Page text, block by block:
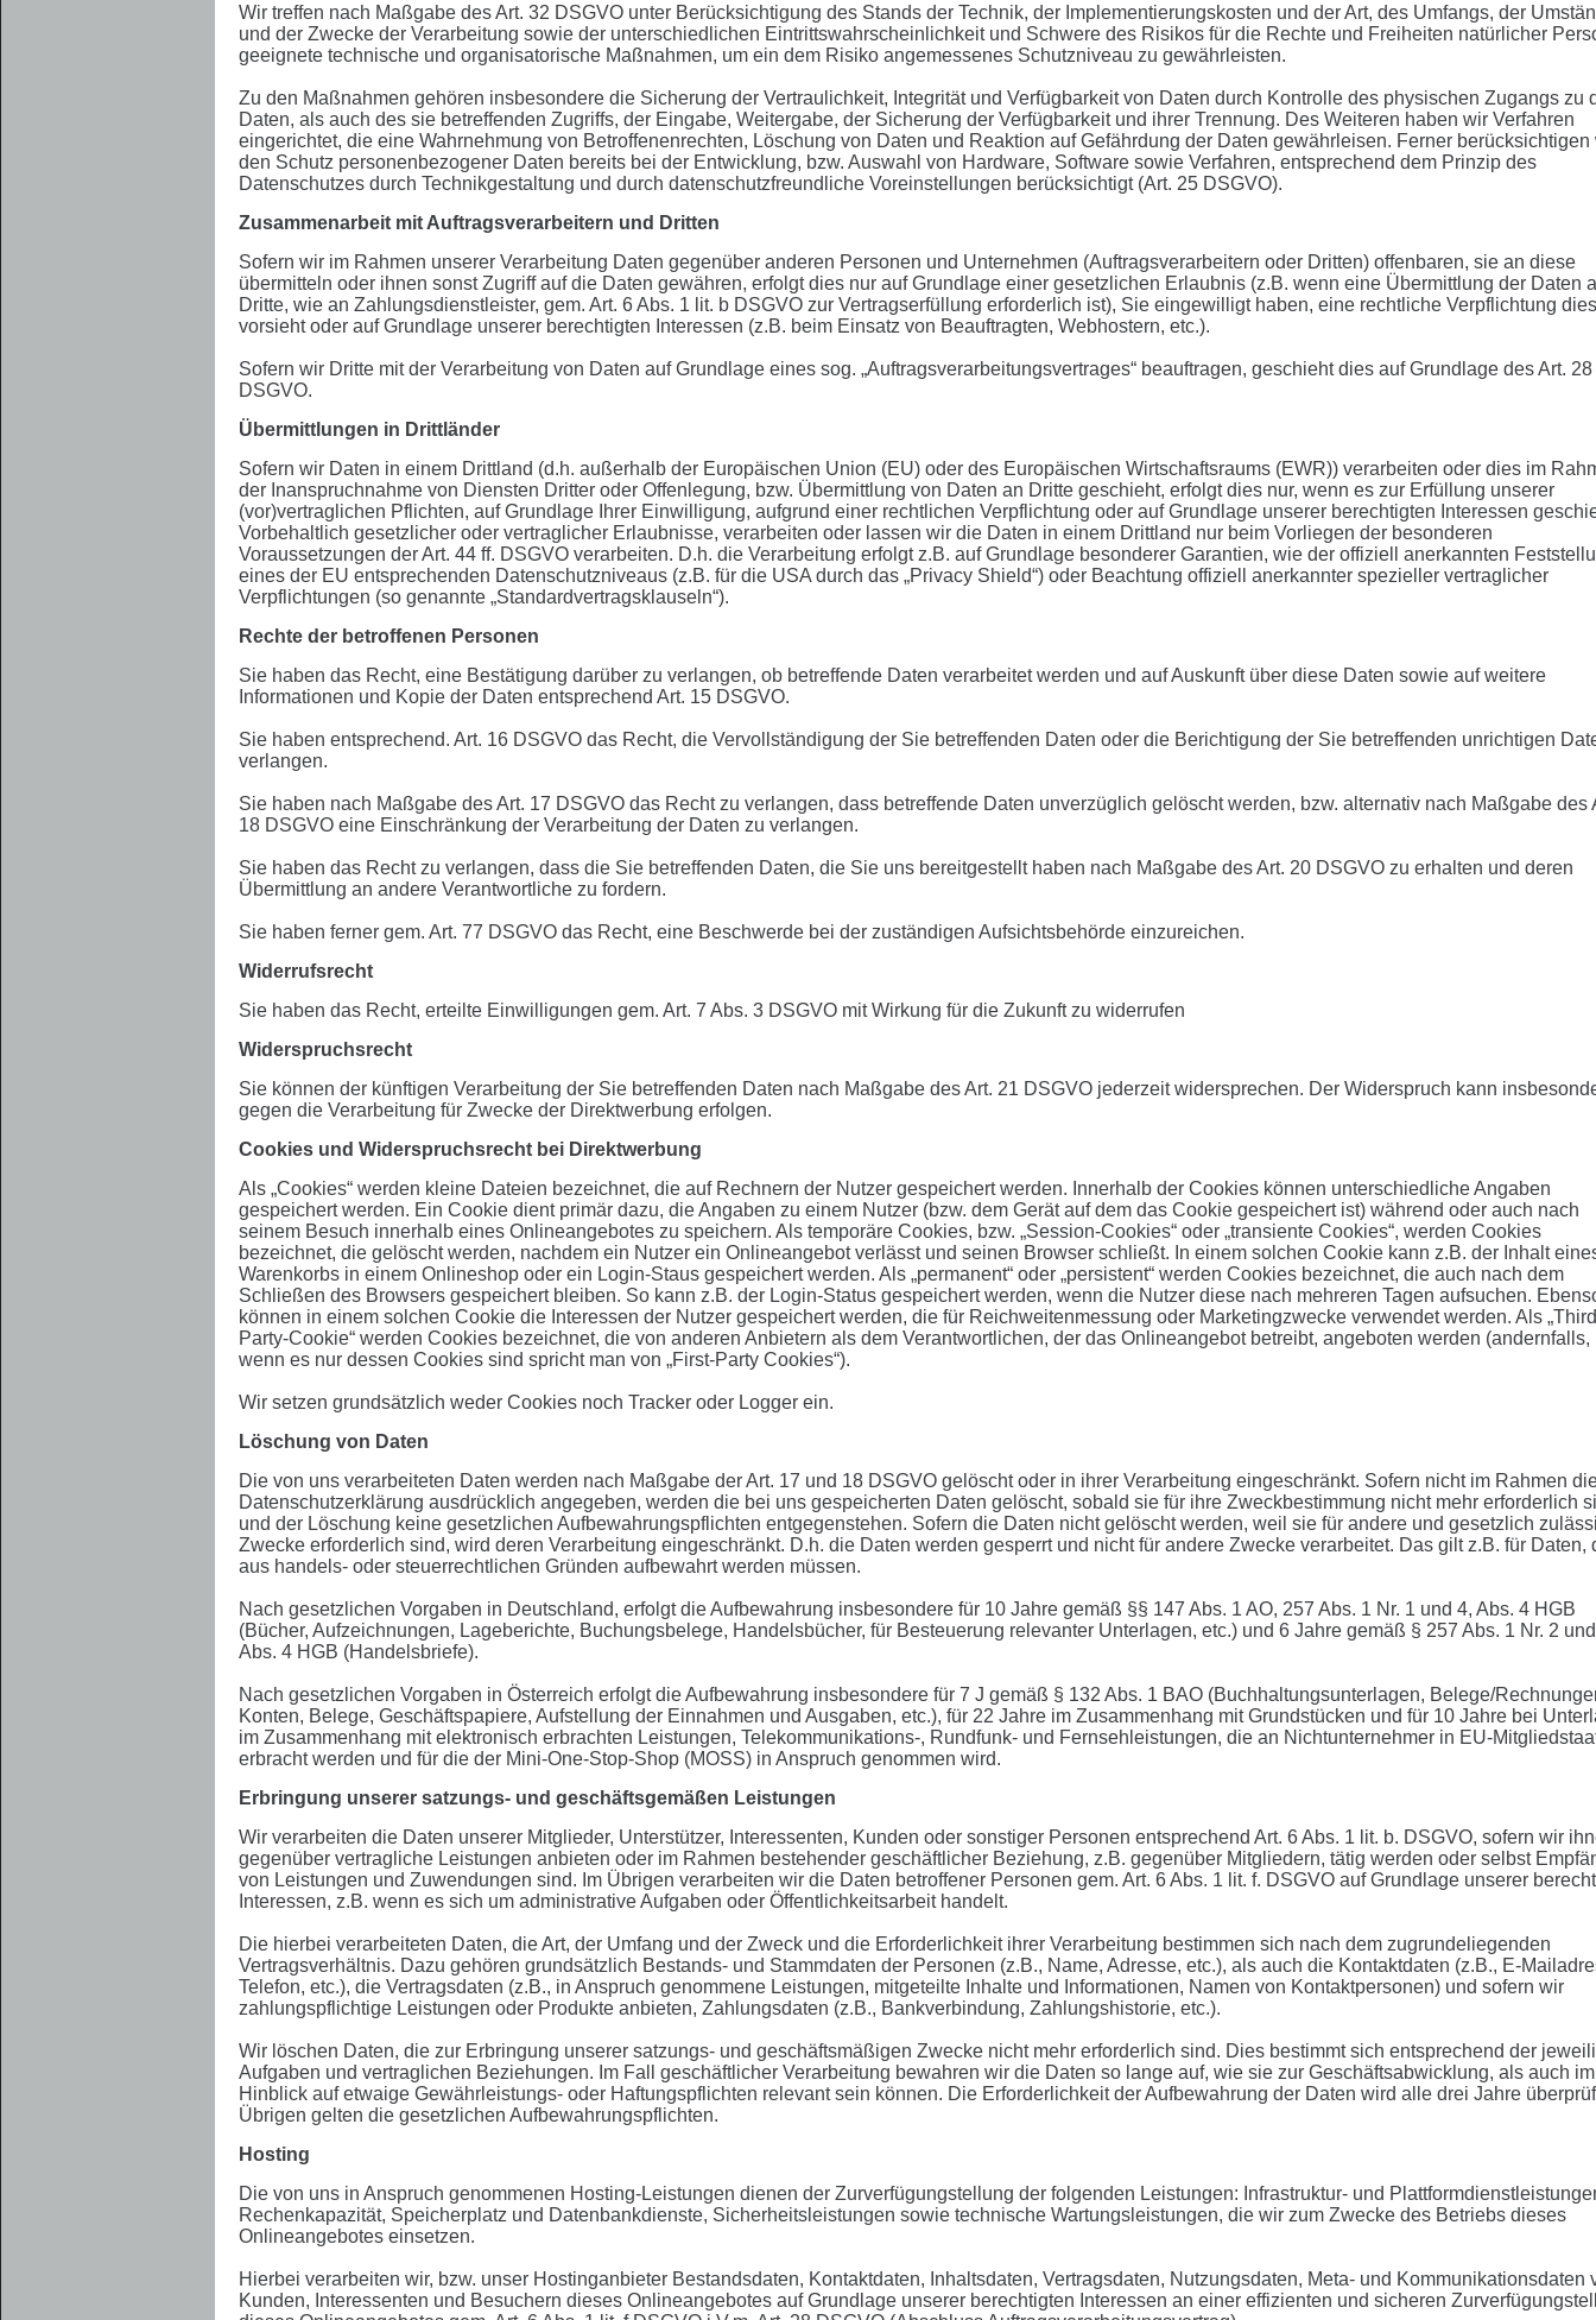
Wir treffen nach Maßgabe des Art. 32 DSGVO unter Berücksichtigung des Stands der Technik, der Implementierungskosten und der Art, des Umfangs, der
und der Zwecke der Verarbeitung sowie der unterschiedlichen Eintrittswahrscheinlichkeit und Schwere des Risikos für die Rechte und Freiheiten natürlicher
geeignete technische und organisatorische Maßnahmen, um ein dem Risiko angemessenes Schutzniveau zu gewährleisten.
Zu den Maßnahmen gehören insbesondere die Sicherung der Vertraulichkeit, Integrität und Verfügbarkeit von Daten durch Kontrolle des physischen Zugangs zu
Daten, als auch des sie betreffenden Zugriffs, der Eingabe, Weitergabe, der Sicherung der Verfügbarkeit und ihrer Trennung. Des Weiteren haben wir Verfahren
eingerichtet, die eine Wahrnehmung von Betroffenenrechten, Löschung von Daten und Reaktion auf Gefährdung der Daten gewährleisen. Ferner berücksichtigen
den Schutz personenbezogener Daten bereits bei der Entwicklung, bzw. Auswahl von Hardware, Software sowie Verfahren, entsprechend dem Prinzip des
Datenschutzes durch Technikgestaltung und durch datenschutzfreundliche Voreinstellungen berücksichtigt (Art. 25 DSGVO).
Zusammenarbeit mit Auftragsverarbeitern und Dritten
Sofern wir im Rahmen unserer Verarbeitung Daten gegenüber anderen Personen und Unternehmen (Auftragsverarbeitern oder Dritten) offenbaren, sie an diese
übermitteln oder ihnen sonst Zugriff auf die Daten gewähren, erfolgt dies nur auf Grundlage einer gesetzlichen Erlaubnis (z.B. wenn eine Übermittlung der Daten
Dritte, wie an Zahlungsdienstleister, gem. Art. 6 Abs. 1 lit. b DSGVO zur Vertragserfüllung erforderlich ist), Sie eingewilligt haben, eine rechtliche Verpflichtung dies
vorsieht oder auf Grundlage unserer berechtigten Interessen (z.B. beim Einsatz von Beauftragten, Webhostern, etc.).
Sofern wir Dritte mit der Verarbeitung von Daten auf Grundlage eines sog. „Auftragsverarbeitungsvertrages“ beauftragen, geschieht dies auf Grundlage des Art. 28
DSGVO.
Übermittlungen in Drittländer
Sofern wir Daten in einem Drittland (d.h. außerhalb der Europäischen Union (EU) oder des Europäischen Wirtschaftsraums (EWR)) verarbeiten oder dies im
der Inanspruchnahme von Diensten Dritter oder Offenlegung, bzw. Übermittlung von Daten an Dritte geschieht, erfolgt dies nur, wenn es zur Erfüllung unserer
(vor)vertraglichen Pflichten, auf Grundlage Ihrer Einwilligung, aufgrund einer rechtlichen Verpflichtung oder auf Grundlage unserer berechtigten Interessen
Vorbehaltlich gesetzlicher oder vertraglicher Erlaubnisse, verarbeiten oder lassen wir die Daten in einem Drittland nur beim Vorliegen der besonderen
Voraussetzungen der Art. 44 ff. DSGVO verarbeiten. D.h. die Verarbeitung erfolgt z.B. auf Grundlage besonderer Garantien, wie der offiziell anerkannten
eines der EU entsprechenden Datenschutzniveaus (z.B. für die USA durch das „Privacy Shield“) oder Beachtung offiziell anerkannter spezieller vertraglicher
Verpflichtungen (so genannte „Standardvertragsklauseln“).
Rechte der betroffenen Personen
Sie haben das Recht, eine Bestätigung darüber zu verlangen, ob betreffende Daten verarbeitet werden und auf Auskunft über diese Daten sowie auf weitere
Informationen und Kopie der Daten entsprechend Art. 15 DSGVO.
Sie haben entsprechend. Art. 16 DSGVO das Recht, die Vervollständigung der Sie betreffenden Daten oder die Berichtigung der Sie betreffenden unrichtigen
verlangen.
Sie haben nach Maßgabe des Art. 17 DSGVO das Recht zu verlangen, dass betreffende Daten unverzüglich gelöscht werden, bzw. alternativ nach Maßgabe des
18 DSGVO eine Einschränkung der Verarbeitung der Daten zu verlangen.
Sie haben das Recht zu verlangen, dass die Sie betreffenden Daten, die Sie uns bereitgestellt haben nach Maßgabe des Art. 20 DSGVO zu erhalten und deren
Übermittlung an andere Verantwortliche zu fordern.
Sie haben ferner gem. Art. 77 DSGVO das Recht, eine Beschwerde bei der zuständigen Aufsichtsbehörde einzureichen.
Widerrufsrecht
Sie haben das Recht, erteilte Einwilligungen gem. Art. 7 Abs. 3 DSGVO mit Wirkung für die Zukunft zu widerrufen
Widerspruchsrecht
Sie können der künftigen Verarbeitung der Sie betreffenden Daten nach Maßgabe des Art. 21 DSGVO jederzeit widersprechen. Der Widerspruch kann
gegen die Verarbeitung für Zwecke der Direktwerbung erfolgen.
Cookies und Widerspruchsrecht bei Direktwerbung
Als „Cookies“ werden kleine Dateien bezeichnet, die auf Rechnern der Nutzer gespeichert werden. Innerhalb der Cookies können unterschiedliche Angaben
gespeichert werden. Ein Cookie dient primär dazu, die Angaben zu einem Nutzer (bzw. dem Gerät auf dem das Cookie gespeichert ist) während oder auch nach
seinem Besuch innerhalb eines Onlineangebotes zu speichern. Als temporäre Cookies, bzw. „Session-Cookies“ oder „transiente Cookies“, werden Cookies
bezeichnet, die gelöscht werden, nachdem ein Nutzer ein Onlineangebot verlässt und seinen Browser schließt. In einem solchen Cookie kann z.B. der Inhalt
Warenkorbs in einem Onlineshop oder ein Login-Staus gespeichert werden. Als „permanent“ oder „persistent“ werden Cookies bezeichnet, die auch nach dem
Schließen des Browsers gespeichert bleiben. So kann z.B. der Login-Status gespeichert werden, wenn die Nutzer diese nach mehreren Tagen aufsuchen.
können in einem solchen Cookie die Interessen der Nutzer gespeichert werden, die für Reichweitenmessung oder Marketingzwecke verwendet werden. Als
Party-Cookie“ werden Cookies bezeichnet, die von anderen Anbietern als dem Verantwortlichen, der das Onlineangebot betreibt, angeboten werden (andernfalls,
wenn es nur dessen Cookies sind spricht man von „First-Party Cookies“).
Wir setzen grundsätzlich weder Cookies noch Tracker oder Logger ein.
Löschung von Daten
Die von uns verarbeiteten Daten werden nach Maßgabe der Art. 17 und 18 DSGVO gelöscht oder in ihrer Verarbeitung eingeschränkt. Sofern nicht im Rahmen
Datenschutzerklärung ausdrücklich angegeben, werden die bei uns gespeicherten Daten gelöscht, sobald sie für ihre Zweckbestimmung nicht mehr erforderlich
und der Löschung keine gesetzlichen Aufbewahrungspflichten entgegenstehen. Sofern die Daten nicht gelöscht werden, weil sie für andere und gesetzlich
Zwecke erforderlich sind, wird deren Verarbeitung eingeschränkt. D.h. die Daten werden gesperrt und nicht für andere Zwecke verarbeitet. Das gilt z.B. für Daten,
aus handels- oder steuerrechtlichen Gründen aufbewahrt werden müssen.
Nach gesetzlichen Vorgaben in Deutschland, erfolgt die Aufbewahrung insbesondere für 10 Jahre gemäß §§ 147 Abs. 1 AO, 257 Abs. 1 Nr. 1 und 4, Abs. 4 HGB
(Bücher, Aufzeichnungen, Lageberichte, Buchungsbelege, Handelsbücher, für Besteuerung relevanter Unterlagen, etc.) und 6 Jahre gemäß § 257 Abs. 1 Nr. 2
Abs. 4 HGB (Handelsbriefe).
Nach gesetzlichen Vorgaben in Österreich erfolgt die Aufbewahrung insbesondere für 7 J gemäß § 132 Abs. 1 BAO (Buchhaltungsunterlagen, Belege/
Konten, Belege, Geschäftspapiere, Aufstellung der Einnahmen und Ausgaben, etc.), für 22 Jahre im Zusammenhang mit Grundstücken und für 10 Jahre bei
im Zusammenhang mit elektronisch erbrachten Leistungen, Telekommunikations-, Rundfunk- und Fernsehleistungen, die an Nichtunternehmer in EU-
erbracht werden und für die der Mini-One-Stop-Shop (MOSS) in Anspruch genommen wird.
Erbringung unserer satzungs- und geschäftsgemäßen Leistungen
Wir verarbeiten die Daten unserer Mitglieder, Unterstützer, Interessenten, Kunden oder sonstiger Personen entsprechend Art. 6 Abs. 1 lit. b. DSGVO, sofern wir
gegenüber vertragliche Leistungen anbieten oder im Rahmen bestehender geschäftlicher Beziehung, z.B. gegenüber Mitgliedern, tätig werden oder selbst
von Leistungen und Zuwendungen sind. Im Übrigen verarbeiten wir die Daten betroffener Personen gem. Art. 6 Abs. 1 lit. f. DSGVO auf Grundlage unserer
Interessen, z.B. wenn es sich um administrative Aufgaben oder Öffentlichkeitsarbeit handelt.
Die hierbei verarbeiteten Daten, die Art, der Umfang und der Zweck und die Erforderlichkeit ihrer Verarbeitung bestimmen sich nach dem zugrundeliegenden
Vertragsverhältnis. Dazu gehören grundsätzlich Bestands- und Stammdaten der Personen (z.B., Name, Adresse, etc.), als auch die Kontaktdaten (z.B., E-
Telefon, etc.), die Vertragsdaten (z.B., in Anspruch genommene Leistungen, mitgeteilte Inhalte und Informationen, Namen von Kontaktpersonen) und sofern wir
zahlungspflichtige Leistungen oder Produkte anbieten, Zahlungsdaten (z.B., Bankverbindung, Zahlungshistorie, etc.).
Wir löschen Daten, die zur Erbringung unserer satzungs- und geschäftsmäßigen Zwecke nicht mehr erforderlich sind. Dies bestimmt sich entsprechend der
Aufgaben und vertraglichen Beziehungen. Im Fall geschäftlicher Verarbeitung bewahren wir die Daten so lange auf, wie sie zur Geschäftsabwicklung, als auch im
Hinblick auf etwaige Gewährleistungs- oder Haftungspflichten relevant sein können. Die Erforderlichkeit der Aufbewahrung der Daten wird alle drei Jahre
Übrigen gelten die gesetzlichen Aufbewahrungspflichten.
Hosting
Die von uns in Anspruch genommenen Hosting-Leistungen dienen der Zurverfügungstellung der folgenden Leistungen: Infrastruktur- und
Rechenkapazität, Speicherplatz und Datenbankdienste, Sicherheitsleistungen sowie technische Wartungsleistungen, die wir zum Zwecke des Betriebs dieses
Onlineangebotes einsetzen.
Hierbei verarbeiten wir, bzw. unser Hostinganbieter Bestandsdaten, Kontaktdaten, Inhaltsdaten, Vertragsdaten, Nutzungsdaten, Meta- und Kommunikationsdaten
Kunden, Interessenten und Besuchern dieses Onlineangebotes auf Grundlage unserer berechtigten Interessen an einer effizienten und sicheren